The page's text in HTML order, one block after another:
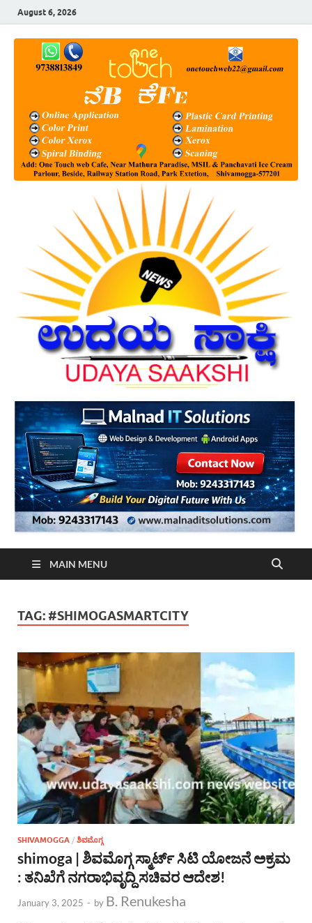
August 6, 2026
MAIN MENU
TAG: #SHIMOGASMARTCITY
SHIVAMOGGA / ಶಿವಮೊಗ್ಗ
shimoga | ಶಿವಮೊಗ್ಗ ಸ್ಮಾರ್ಟ್ ಸಿಟಿ ಯೋಜನೆ ಅಕ್ರಮ
: ತನಿಖೆಗೆ ನಗರಾಭಿವೃದ್ದಿ ಸಚಿವರ ಆದೇಶ!
January 3, 2025 - by B. Renukesha